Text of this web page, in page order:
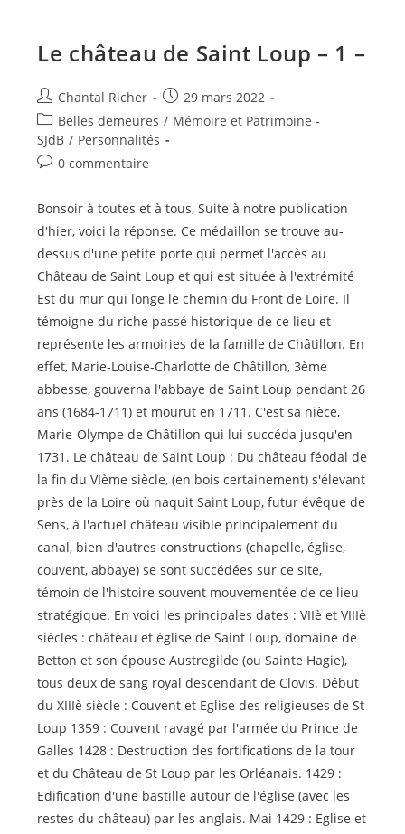
Le château de Saint Loup – 1 –
Auteur/autrice
de
la
publication :
Chantal Richer
Publication
publiée :
29 mars 2022
Post
category:
Belles demeures / Mémoire et Patrimoine -
SJdB / Personnalités
Commentaires
la
0 commentaire
Bonsoir à toutes et à tous, Suite à notre publication
d'hier, voici la réponse. Ce médaillon se trouve au-
dessus d'une petite porte qui permet l'accès au
Château de Saint Loup et qui est située à l'extrémité
Est du mur qui longe le chemin du Front de Loire. Il
témoigne du riche passé historique de ce lieu et
représente les armoiries de la famille de Châtillon. En
effet, Marie-Louise-Charlotte de Châtillon, 3ème
abbesse, gouverna l'abbaye de Saint Loup pendant 26
ans (1684-1711) et mourut en 1711. C'est sa nièce,
Marie-Olympe de Châtillon qui lui succéda jusqu'en
1731. Le château de Saint Loup : Du château féodal de
la fin du VIème siècle, (en bois certainement) s'élevant
près de la Loire où naquit Saint Loup, futur évêque de
Sens, à l'actuel château visible principalement du
canal, bien d'autres constructions (chapelle, église,
couvent, abbaye) se sont succédées sur ce site,
témoin de l'histoire souvent mouvementée de ce lieu
stratégique. En voici les principales dates : VIIè et VIIIè
siècles : château et église de Saint Loup, domaine de
Betton et son épouse Austregilde (ou Sainte Hagie),
tous deux de sang royal descendant de Clovis. Début
du XIIIè siècle : Couvent et Eglise des religieuses de St
Loup 1359 : Couvent ravagé par l'armée du Prince de
Galles 1428 : Destruction des fortifications de la tour
et du Château de St Loup par les Orléanais. 1429 :
Edification d'une bastille autour de l'église (avec les
restes du château) par les anglais. Mai 1429 : Eglise et